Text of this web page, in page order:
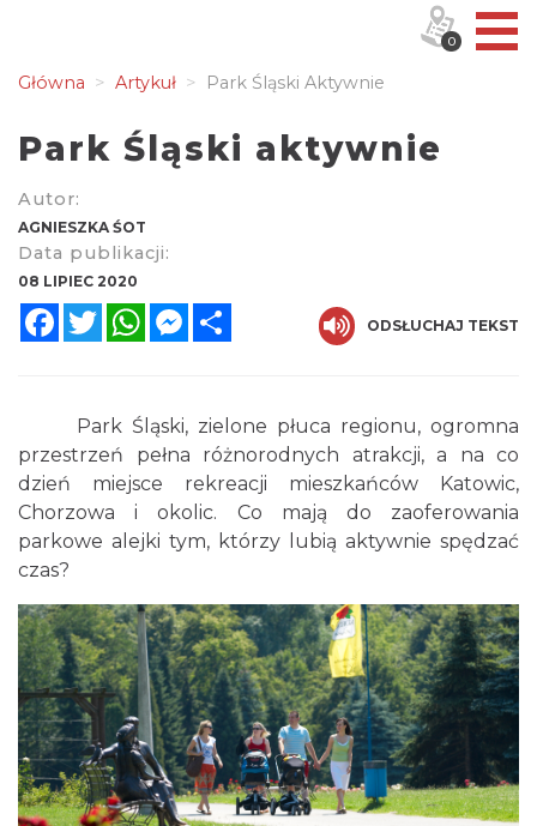
Główna Artykuł Park Śląski Aktywnie
Park Śląski aktywnie
Autor:
AGNIESZKA ŚOT
Data publikacji:
08 LIPIEC 2020
FacebookTwitterWhatsAppMessenger
ODSŁUCHAJ TEKST
Park Śląski, zielone płuca regionu, ogromna
przestrzeń pełna różnorodnych atrakcji, a na co
dzień miejsce rekreacji mieszkańców Katowic,
Chorzowa i okolic. Co mają do zaoferowania
parkowe alejki tym, którzy lubią aktywnie spędzać
czas?
0